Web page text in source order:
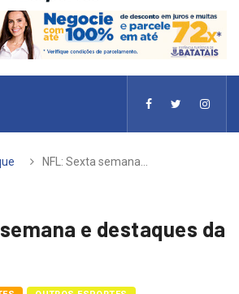
NFL: Sexta semana…
e destaques da